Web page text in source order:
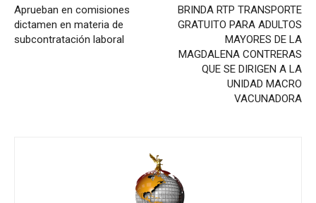
Aprueban en comisiones
dictamen en materia de
subcontratación laboral
BRINDA RTP TRANSPORTE
GRATUITO PARA ADULTOS
MAYORES DE LA
MAGDALENA CONTRERAS
QUE SE DIRIGEN A LA
UNIDAD MACRO
VACUNADORA